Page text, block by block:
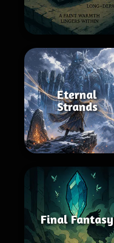
Eternal
Strands
Final Fantasy